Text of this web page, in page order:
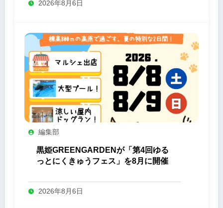
2026年8月6日
編集部
黒姫GREENGARDENが「第4回ゆる
っとにくきゅうフェス」を8月に開催
2026年8月6日